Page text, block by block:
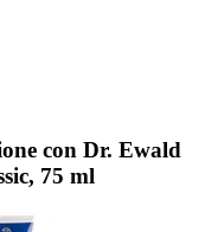
con Dr. Ewald
75 ml